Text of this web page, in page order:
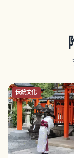
伝統文化